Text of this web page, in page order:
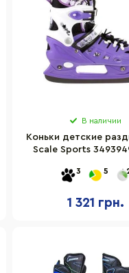
В наличии
Коньки детские
Scale Sports
3 5
1 321 грн.